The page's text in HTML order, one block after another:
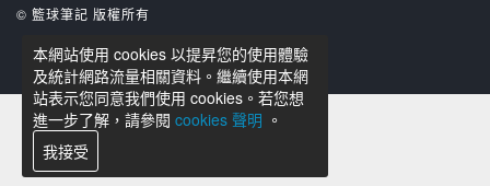
本網站使用 cookies 以提昇您的使用體驗
及統計網路流量相關資料。繼續使用本網
站表示您同意我們使用 cookies。若您想
進一步了解，請參閱 cookies 聲明 。
我接受
© 籃球筆記 版權所有